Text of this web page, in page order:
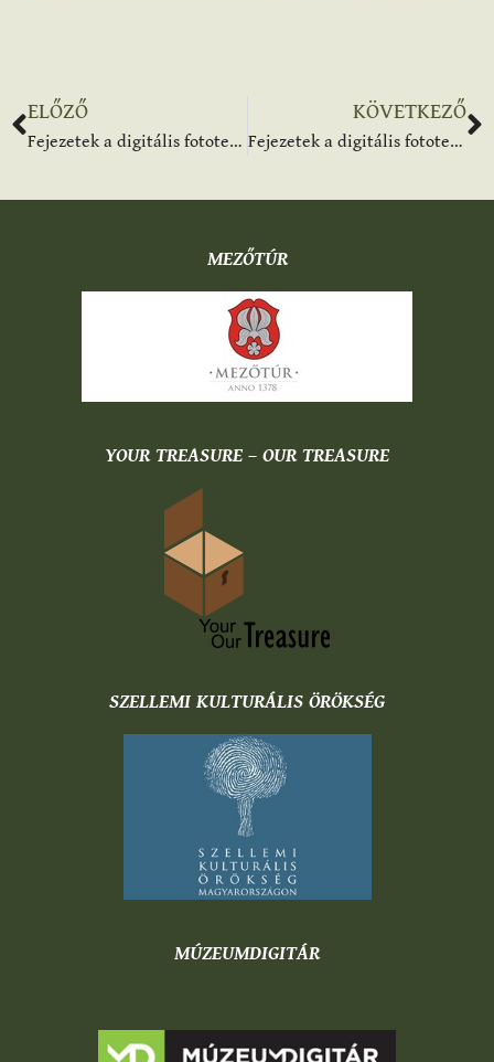
ELŐZŐ
Fejezetek a digitális fototechnika történetéből – kiállítás
KÖVETKEZŐ
Fejezetek a digitális fototechnika történetéből – kiállítás megnyitó
MEZŐTÚR
YOUR TREASURE – OUR TREASURE
SZELLEMI KULTURÁLIS ÖRÖKSÉG
MÚZEUMDIGITÁR